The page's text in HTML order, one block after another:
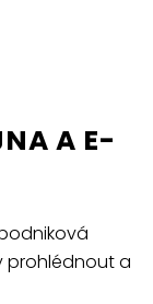
A E-
prohlédnout a